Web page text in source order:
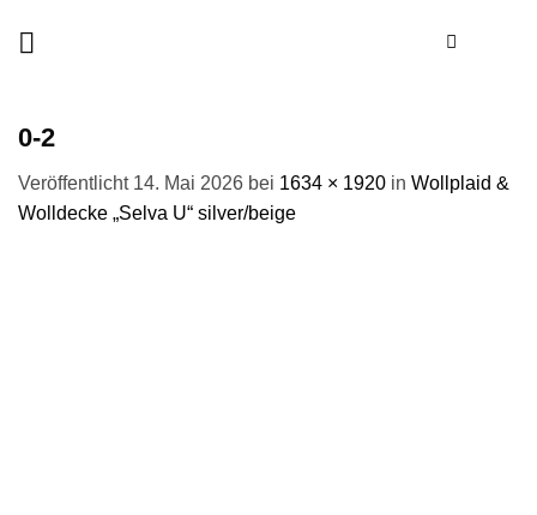
0-2
Veröffentlicht 14. Mai 2026 bei 1634 × 1920 in Wollplaid &
Wolldecke „Selva U“ silver/beige